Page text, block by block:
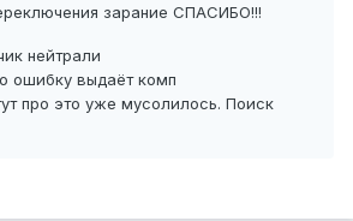
зарание СПАСИБО!!!
нейтрали
ошибку выдаёт комп
про это уже мусолилось. Поиск